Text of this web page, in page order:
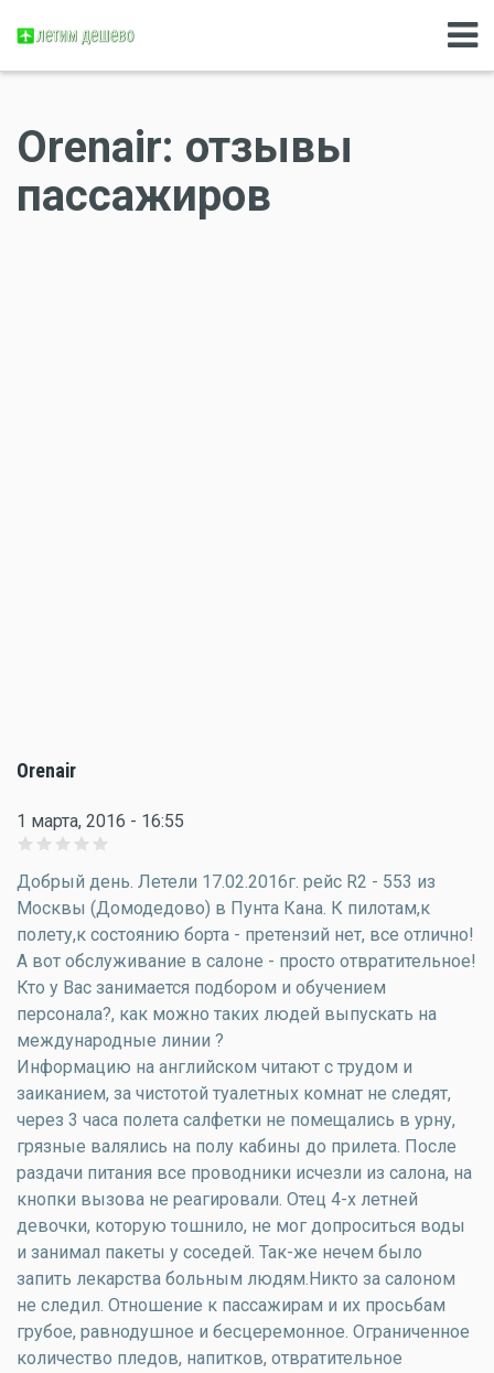
Orenair: отзывы
пассажиров
Orenair
1 марта, 2016 - 16:55
Добрый день. Летели 17.02.2016г. рейс R2 - 553 из
Москвы (Домодедово) в Пунта Кана. К пилотам,к
полету,к состоянию борта - претензий нет, все отлично!
А вот обслуживание в салоне - просто отвратительное!
Кто у Вас занимается подбором и обучением
персонала?, как можно таких людей выпускать на
международные линии ?
Информацию на английском читают с трудом и
заиканием, за чистотой туалетных комнат не следят,
через 3 часа полета салфетки не помещались в урну,
грязные валялись на полу кабины до прилета. После
раздачи питания все проводники исчезли из салона, на
кнопки вызова не реагировали. Отец 4-х летней
девочки, которую тошнило, не мог допроситься воды
и занимал пакеты у соседей. Так-же нечем было
запить лекарства больным людям.Никто за салоном
не следил. Отношение к пассажирам и их просьбам
грубое, равнодушное и бесцеремонное. Ограниченное
количество пледов, напитков, отвратительное